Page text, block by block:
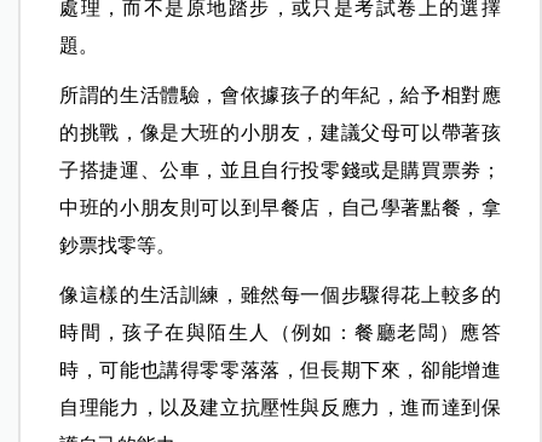
處理，而不是原地踏步，或只是考試卷上的選擇
題。
所謂的生活體驗，會依據孩子的年紀，給予相對應
的挑戰，像是大班的小朋友，建議父母可以帶著孩
子搭捷運、公車，並且自行投零錢或是購買票劵；
中班的小朋友則可以到早餐店，自己學著點餐，拿
鈔票找零等。
像這樣的生活訓練，雖然每一個步驟得花上較多的
時間，孩子在與陌生人（例如：餐廳老闆）應答
時，可能也講得零零落落，但長期下來，卻能增進
自理能力，以及建立抗壓性與反應力，進而達到保